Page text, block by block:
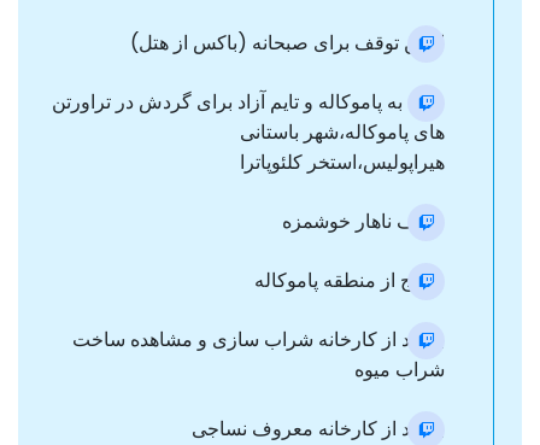
اولین توقف برای صبحانه (باکس از هتل)
ورود به پاموکاله و تایم آزاد برای گردش در تراورتن
های پاموکاله،شهر باستانی
هیراپولیس،استخر کلئوپاترا
صرف ناهار خوشمزه
خروج از منطقه پاموکاله
بازدید از کارخانه شراب سازی و مشاهده ساخت
شراب میوه
بازدید از کارخانه معروف نساجی